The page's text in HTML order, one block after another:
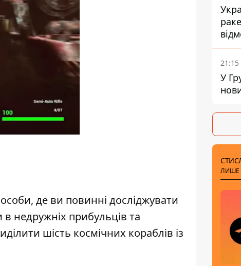
де ви повинні досліджувати
в недружніх прибульців та
шість космічних кораблів із
У
ЛИШЕ